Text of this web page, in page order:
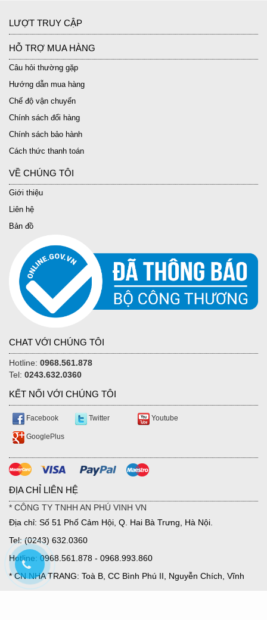
LƯỢT TRUY CẬP
HỖ TRỢ MUA HÀNG
Câu hỏi thường gặp
Hướng dẫn mua hàng
Chế độ vận chuyển
Chính sách đổi hàng
Chính sách bảo hành
Cách thức thanh toán
VỀ CHÚNG TÔI
Giới thiệu
Liên hệ
Bản đồ
CHAT VỚI CHÚNG TÔI
Hotline: 0968.561.878
Tel: 0243.632.0360
KẾT NỐI VỚI CHÚNG TÔI
Facebook Twitter Youtube
GooglePlus
ĐỊA CHỈ LIÊN HỆ
* CÔNG TY TNHH AN PHÚ VINH VN
Địa chỉ: Số 51 Phố Cảm Hội, Q. Hai Bà Trưng, Hà Nội.
Tel: (0243) 632.0360
Hotline: 0968.561.878 - 0968.993.860
* CN NHA TRANG: Toà B, CC Bình Phú II, Nguyễn Chích, Vĩnh